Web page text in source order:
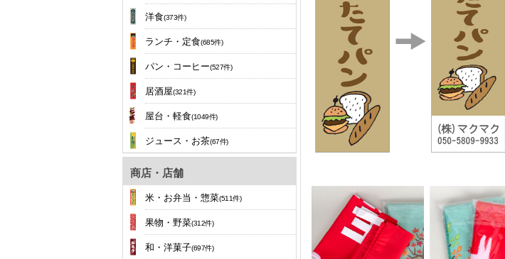
洋食(373件)
ランチ・定食(685件)
パン・コーヒー(527件)
居酒屋(321件)
屋台・軽食(1049件)
ジュース・お茶(67件)
商店・店舗
米・お弁当・惣菜(511件)
果物・野菜(312件)
和・洋菓子(697件)